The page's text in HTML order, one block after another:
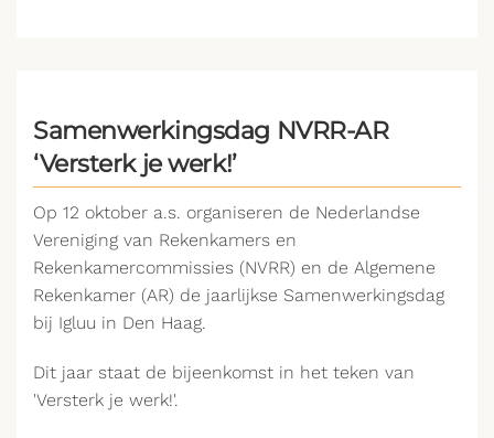
Samenwerkingsdag NVRR-AR
‘Versterk je werk!’
Op 12 oktober a.s. organiseren de Nederlandse
Vereniging van Rekenkamers en
Rekenkamercommissies (NVRR) en de Algemene
Rekenkamer (AR) de jaarlijkse Samenwerkingsdag
bij Igluu in Den Haag.
Dit jaar staat de bijeenkomst in het teken van
'Versterk je werk!'.